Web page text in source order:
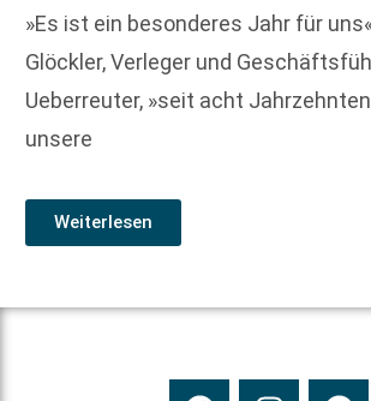
»Es ist ein besonderes Jahr für
Glöckler, Verleger und
Ueberreuter, »seit acht
unsere
Weiterlesen